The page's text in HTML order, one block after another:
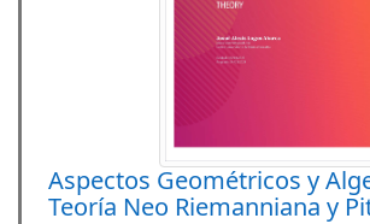
Aspectos Geométricos y
Teoría Neo Riemanniana y